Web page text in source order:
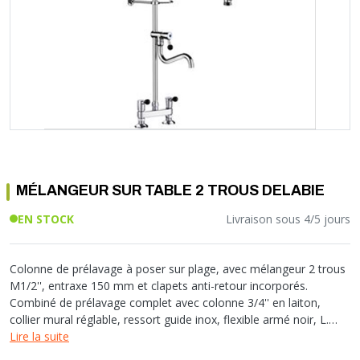
RACCORD PE (POLYÉTHYLÈNE)
KIT FIXATION MURAL
ROBINET
FLEXIBLE
RÉDUCTEUR DE PRESSION
COMPTEUR ET ACCESSOIRE
FILTRATION
Soupape différentielle
EQUIPEMENT INDUSTRIEL
COLLIER ET FIXATION
GAINE
LAMPE ET TORCHE
PILES ET ACCUMULATEURS
VMC ET VENTILATION
TRAPPE CHATIÈRE ET HUBLOT
MÉLANGEUR SUR TABLE 2 TROUS DELABIE
EN STOCK Livraison sous 4/5 jours
Colonne de prélavage à poser sur plage, avec mélangeur 2 trous
M1/2'', entraxe 150 mm et clapets anti-retour incorporés.
Combiné de prélavage complet avec colonne 3/4'' en laiton,
collier mural réglable, ressort guide inox, flexible armé noir, L.
0,95 m et douchette jet de pluie anthracite. Débit important
Lire la suite